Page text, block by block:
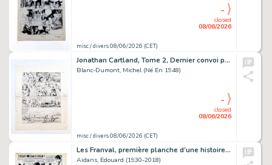
misc / divers 08/06/2026 (CET)
closed
08/06/2026
-
Jonathan Cartland, Tome 2, Dernier convoi pour l'Oregon, planche 36.
Blanc-Dumont, Michel (Né En 1948)
misc / divers 08/06/2026 (CET)
closed
08/06/2026
-
Les Franval, première planche d’une histoire courte de sept pages,…
Aidans, Edouard (1930-2018)